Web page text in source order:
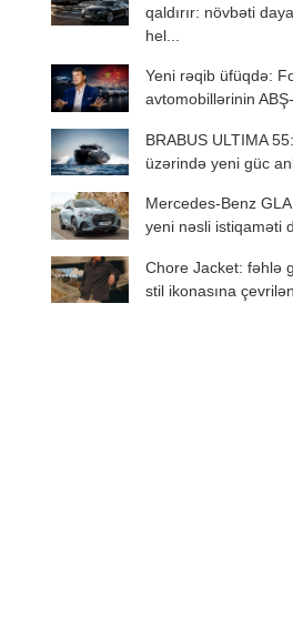
qaldırır: növbəti
hel...
Yeni rəqib üfüqdə:
avtomobillərinin
BRABUS ULTIMA
üzərində yeni güc
Mercedes-Benz
yeni nəsli istiqaməti
Chore Jacket: fəhlə
stil ikonasına